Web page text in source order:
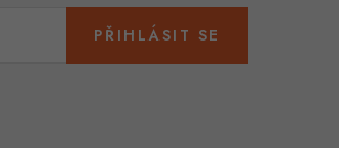
PŘIHLÁSIT SE